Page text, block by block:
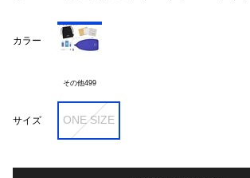
カラー
その他499
サイズ ONE SIZE